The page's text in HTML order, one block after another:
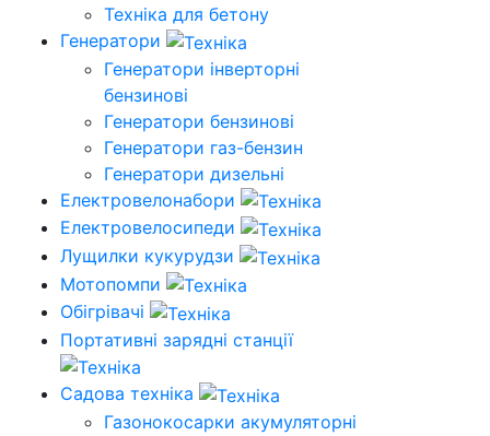
Техніка для бетону
Генератори
Генератори інверторні
бензинові
Генератори бензинові
Генератори газ-бензин
Генератори дизельні
Електровелонабори
Електровелосипеди
Лущилки кукурудзи
Мотопомпи
Обігрівачі
Портативні зарядні станції
Садова техніка
Газонокосарки акумуляторні